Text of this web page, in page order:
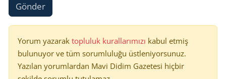
Gönder
Yorum yazarak topluluk kurallarımızı kabul etmiş
bulunuyor ve tüm sorumluluğu üstleniyorsunuz.
Yazılan yorumlardan Mavi Didim Gazetesi hiçbir